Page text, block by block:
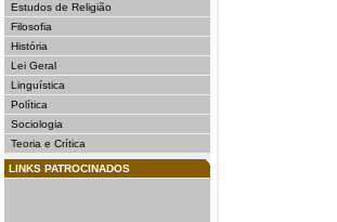
Estudos de Religião
Filosofia
História
Lei Geral
Linguística
Política
Sociologia
Teoria e Crítica
LINKS PATROCINADOS